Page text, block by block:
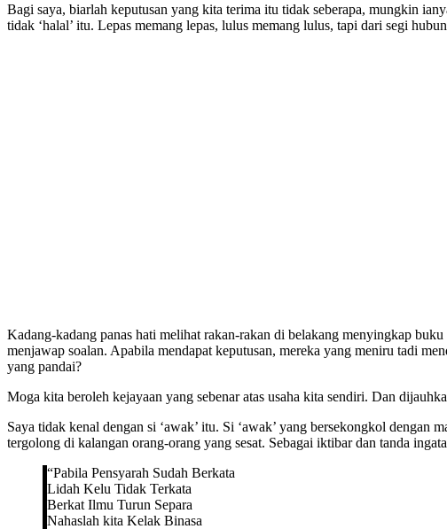
Bagi saya, biarlah keputusan yang kita terima itu tidak seberapa, mungkin
tidak ‘halal’ itu. Lepas memang lepas, lulus memang lulus, tapi dari segi
Kadang-kadang panas hati melihat rakan-rakan di belakang menyingkap
menjawap soalan. Apabila mendapat keputusan, mereka yang meniru tadi
yang pandai?
Moga kita beroleh kejayaan yang sebenar atas usaha kita sendiri. Dan
Saya tidak kenal dengan si ‘awak’ itu. Si ‘awak’ yang bersekongkol
tergolong di kalangan orang-orang yang sesat. Sebagai iktibar dan tanda
“Pabila Pensyarah Sudah Berkata
Lidah Kelu Tidak Terkata
Berkat Ilmu Turun Separa
Nahaslah kita Kelak Binasa